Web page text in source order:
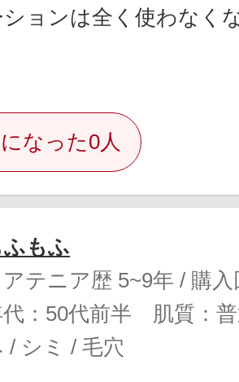
ションは全く使わなく
なった0人
ふもふ
アテニア歴 5~9年 / 購
代：50代前半 肌質：
/ シミ / 毛穴